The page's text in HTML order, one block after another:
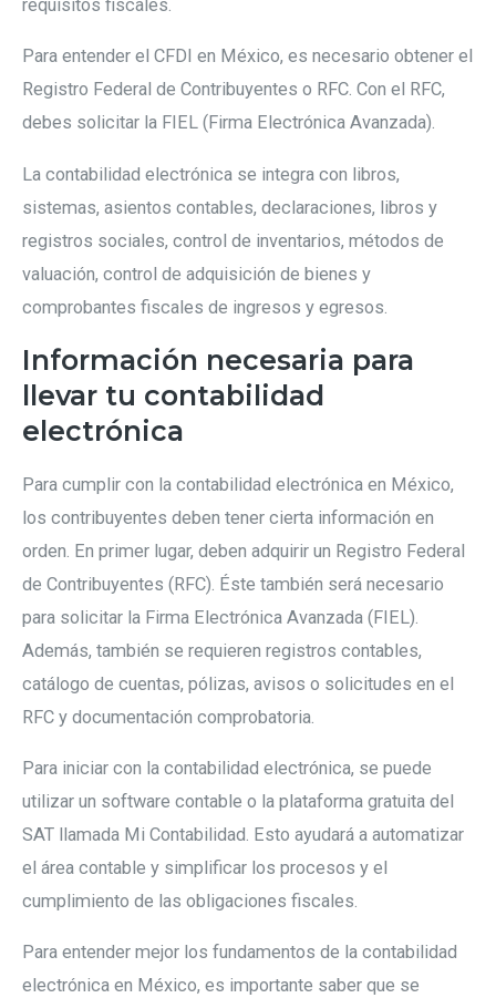
requisitos fiscales.
Para entender el CFDI en México, es necesario obtener el
Registro Federal de Contribuyentes o RFC. Con el RFC,
debes solicitar la FIEL (Firma Electrónica Avanzada).
La contabilidad electrónica se integra con libros,
sistemas, asientos contables, declaraciones, libros y
registros sociales, control de inventarios, métodos de
valuación, control de adquisición de bienes y
comprobantes fiscales de ingresos y egresos.
Información necesaria para
llevar tu contabilidad
electrónica
Para cumplir con la contabilidad electrónica en México,
los contribuyentes deben tener cierta información en
orden. En primer lugar, deben adquirir un Registro Federal
de Contribuyentes (RFC). Éste también será necesario
para solicitar la Firma Electrónica Avanzada (FIEL).
Además, también se requieren registros contables,
catálogo de cuentas, pólizas, avisos o solicitudes en el
RFC y documentación comprobatoria.
Para iniciar con la contabilidad electrónica, se puede
utilizar un software contable o la plataforma gratuita del
SAT llamada Mi Contabilidad. Esto ayudará a automatizar
el área contable y simplificar los procesos y el
cumplimiento de las obligaciones fiscales.
Para entender mejor los fundamentos de la contabilidad
electrónica en México, es importante saber que se